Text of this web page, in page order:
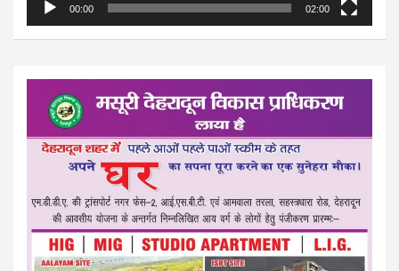
00:00 02:00